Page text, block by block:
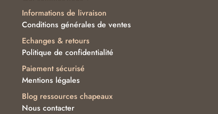
Conditions générales de ventes
Politique de confidentialité
Mentions légales
Nous contacter
Informations de livraison
Echanges & retours
Paiement sécurisé
Blog ressources chapeaux